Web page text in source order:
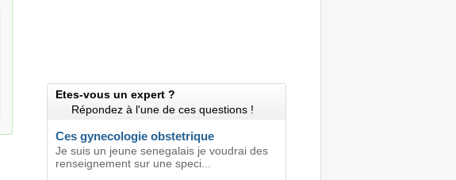
Etes-vous un expert ?
Répondez à l'une de ces questions !
Ces gynecologie obstetrique
Je suis un jeune senegalais je voudrai des
renseignement sur une speci...